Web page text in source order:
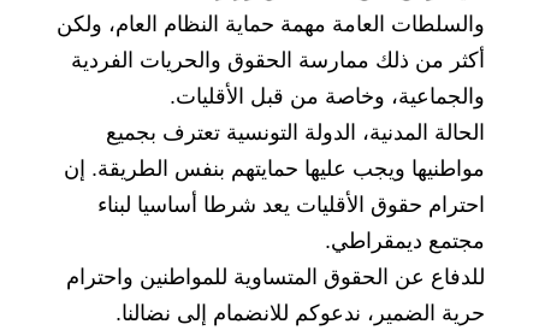
والسلطات العامة مهمة حماية النظام العام، ولكن
أكثر من ذلك ممارسة الحقوق والحريات الفردية
والجماعية، وخاصة من قبل الأقليات.
الحالة المدنية، الدولة التونسية تعترف بجميع
مواطنيها ويجب عليها حمايتهم بنفس الطريقة. إن
احترام حقوق الأقليات يعد شرطا أساسيا لبناء
مجتمع ديمقراطي.
للدفاع عن الحقوق المتساوية للمواطنين واحترام
حرية الضمير، ندعوكم للانضمام إلى نضالنا.